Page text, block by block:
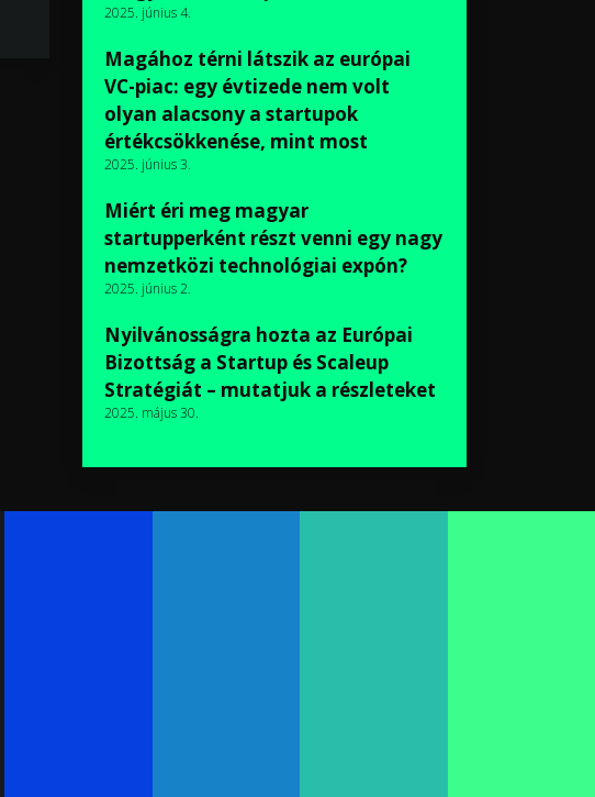
2025. június 4.
Magához térni látszik az európai
VC-piac: egy évtizede nem volt
olyan alacsony a startupok
értékcsökkenése, mint most
2025. június 3.
Miért éri meg magyar
startupperként részt venni egy nagy
nemzetközi technológiai expón?
2025. június 2.
Nyilvánosságra hozta az Európai
Bizottság a Startup és Scaleup
Stratégiát – mutatjuk a részleteket
2025. május 30.